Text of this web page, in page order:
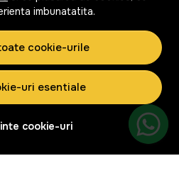
imbunatatita.
cookie-urile
uri esentiale
cookie-uri